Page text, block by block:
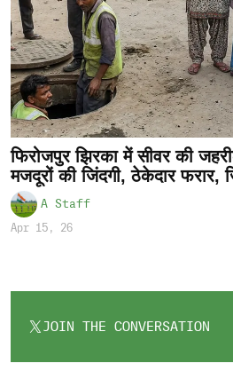
फिरोजपुर झिरका में सीवर की
मजदूरों की जिंदगी, ठेकेदार फरार,
A Staff
Apr 15, 26
JOIN THE CONVERSATION
OPENS